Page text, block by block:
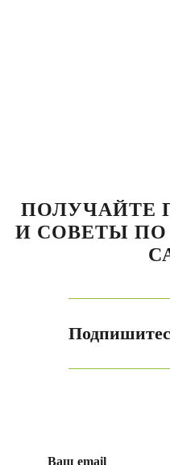
ПОЛУЧАЙТЕ
И СОВЕТЫ ПО